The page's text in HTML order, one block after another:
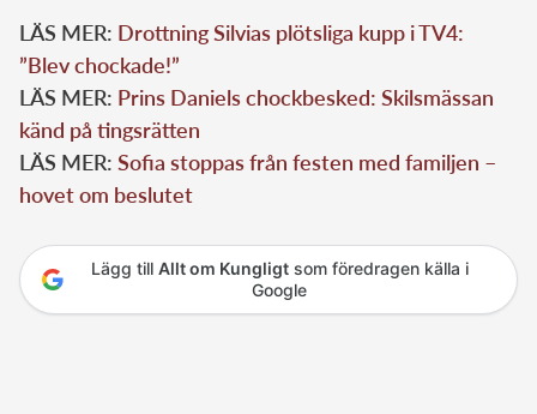
LÄS MER: Drottning Silvias plötsliga kupp i TV4:
”Blev chockade!”
LÄS MER: Prins Daniels chockbesked: Skilsmässan
känd på tingsrätten
LÄS MER: Sofia stoppas från festen med familjen –
hovet om beslutet
Lägg till Allt om Kungligtsom föredragen källa i
Google